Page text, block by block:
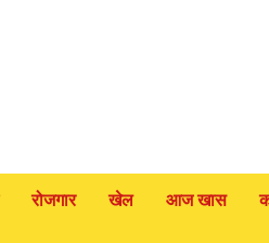
रोजगार खेल आज खास